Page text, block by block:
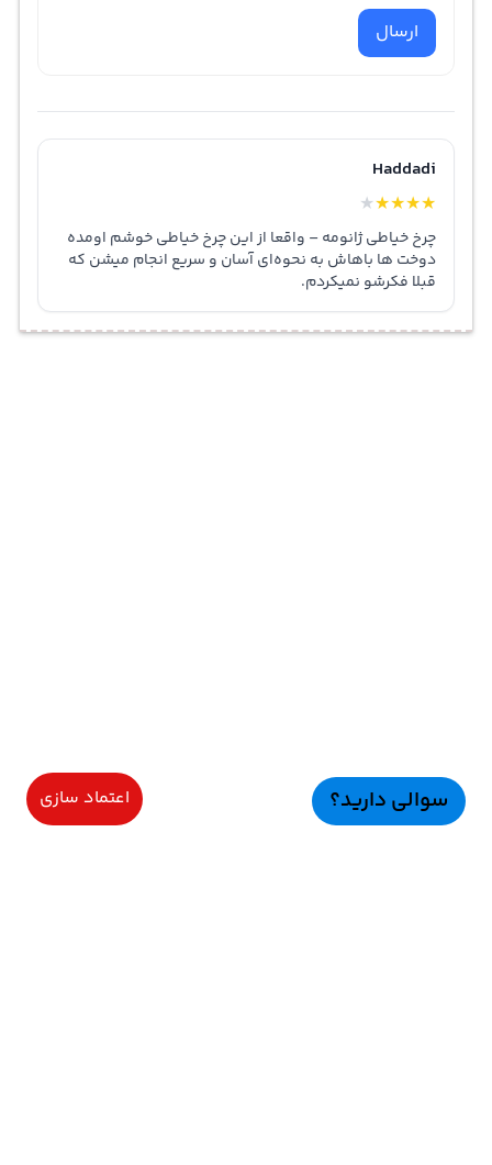
ارسال
Haddadi
★
★
★
★
★
چرخ خیاطی ژانومه – واقعا از این چرخ خیاطی خوشم اومده
دوخت ها باهاش به نحوه‌ای آسان و سریع انجام میشن که
قبلا فکرشو نمیکردم.
سوالی دارید؟ اعتماد سازی